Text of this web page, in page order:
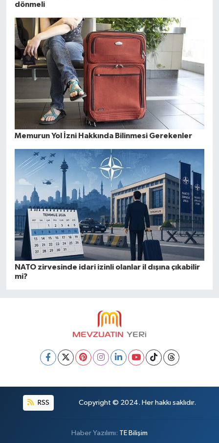
dönmeli
Memurun Yol İzni Hakkında Bilinmesi Gerekenler
NATO zirvesinde idari izinli olanlar il dışına çıkabilir
mi?
RSS Copyright © 2024. Her hakkı saklıdır.
Haber Yazılımı: TE Bilişim